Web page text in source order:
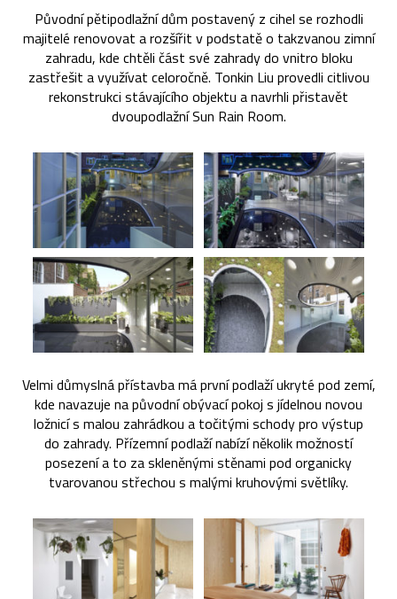
Původní pětipodlažní dům postavený z cihel se rozhodli
majitelé renovovat a rozšířit v podstatě o takzvanou zimní
zahradu, kde chtěli část své zahrady do vnitro bloku
zastřešit a využívat celoročně. Tonkin Liu provedli citlivou
rekonstrukci stávajícího objektu a navrhli přistavět
dvoupodlažní Sun Rain Room.
Velmi důmyslná přístavba má první podlaží ukryté pod zemí,
kde navazuje na původní obývací pokoj s jídelnou novou
ložnicí s malou zahrádkou a točitými schody pro výstup
do zahrady. Přízemní podlaží nabízí několik možností
posezení a to za skleněnými stěnami pod organicky
tvarovanou střechou s malými kruhovými světlíky.